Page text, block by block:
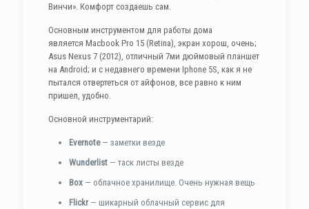
Винчи». Комфорт создаешь сам.
Основным инструментом для работы дома
является Macbook Pro 15 (Retina), экран хорош, очень;
Asus Nexus 7 (2012), отличный 7ми дюймовый планшет
на Android; и с недавнего времени Iphone 5S, как я не
пытался отвертеться от айфонов, все равно к ним
пришел, удобно.
Основной инструментарий:
Evernote— заметки везде
Wunderlist — таск листы везде
Box — облачное хранилище. Очень нужная вещь
Flickr— шикарный облачный сервис для